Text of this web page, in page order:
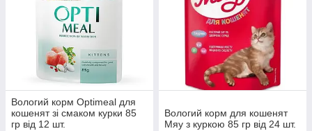
Вологий корм Optimeal для
кошенят зі смаком курки 85
гр від 12 шт.
Вологий корм для кошенят
Мяу з куркою 85 гр від 24 шт.